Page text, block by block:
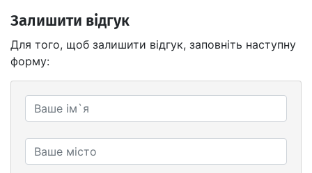
Залишити відгук
Для того, щоб залишити відгук, заповніть наступну
форму: